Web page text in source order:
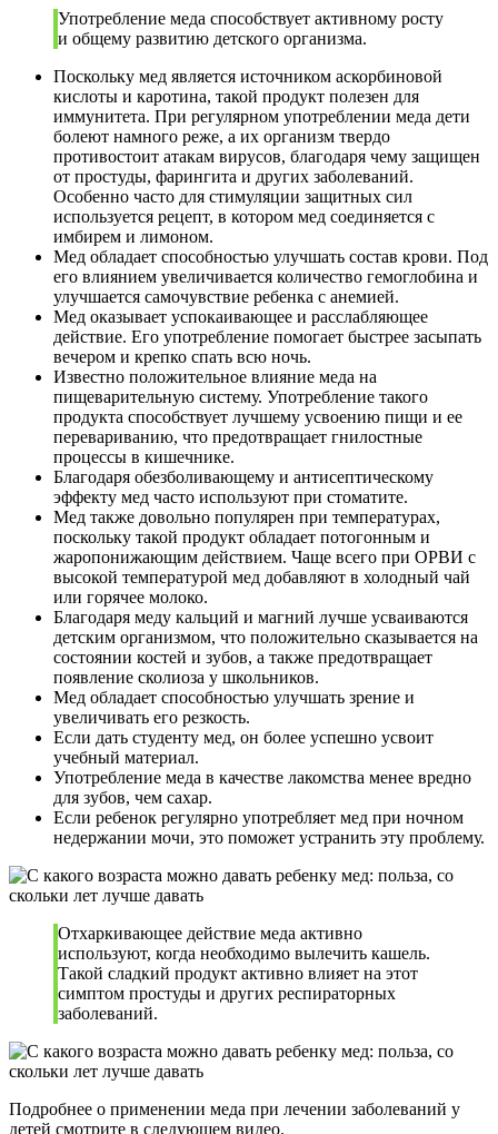
Употребление меда способствует активному росту
и общему развитию детского организма.
Поскольку мед является источником аскорбиновой
кислоты и каротина, такой продукт полезен для
иммунитета. При регулярном употреблении меда дети
болеют намного реже, а их организм твердо
противостоит атакам вирусов, благодаря чему защищен
от простуды, фарингита и других заболеваний.
Особенно часто для стимуляции защитных сил
используется рецепт, в котором мед соединяется с
имбирем и лимоном.
Мед обладает способностью улучшать состав крови. Под
его влиянием увеличивается количество гемоглобина и
улучшается самочувствие ребенка с анемией.
Мед оказывает успокаивающее и расслабляющее
действие. Его употребление помогает быстрее засыпать
вечером и крепко спать всю ночь.
Известно положительное влияние меда на
пищеварительную систему. Употребление такого
продукта способствует лучшему усвоению пищи и ее
перевариванию, что предотвращает гнилостные
процессы в кишечнике.
Благодаря обезболивающему и антисептическому
эффекту мед часто используют при стоматите.
Мед также довольно популярен при температурах,
поскольку такой продукт обладает потогонным и
жаропонижающим действием. Чаще всего при ОРВИ с
высокой температурой мед добавляют в холодный чай
или горячее молоко.
Благодаря меду кальций и магний лучше усваиваются
детским организмом, что положительно сказывается на
состоянии костей и зубов, а также предотвращает
появление сколиоза у школьников.
Мед обладает способностью улучшать зрение и
увеличивать его резкость.
Если дать студенту мед, он более успешно усвоит
учебный материал.
Употребление меда в качестве лакомства менее вредно
для зубов, чем сахар.
Если ребенок регулярно употребляет мед при ночном
недержании мочи, это поможет устранить эту проблему.
Отхаркивающее действие меда активно
используют, когда необходимо вылечить кашель.
Такой сладкий продукт активно влияет на этот
симптом простуды и других респираторных
заболеваний.
Подробнее о применении меда при лечении заболеваний у
детей смотрите в следующем видео.